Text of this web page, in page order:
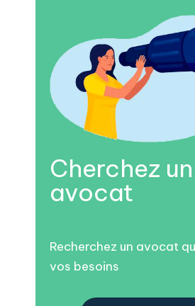
Cherchez un
avocat
Recherchez un avocat
vos besoins